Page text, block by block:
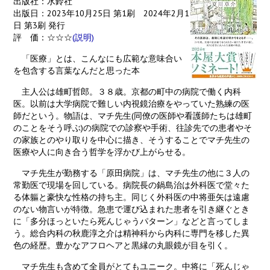
出版日：2023年10月25日 第1刷 2024年2月1
日 第3刷 発行
評 価：☆☆☆(説明)
「医療」とは、こんなにも広範な意味合い
を包含する言葉なんだと思った本
主人公は雄町哲郎。３８歳。京都の町中の病院で働く内科
医。以前は大学病院で難しい内視鏡治療をやっていた熟練の医
師だという。物語は、マチ先生(同僚の医師や看護師たちは雄町
のことをそう呼ぶ)の病院での診察や手術、往診先での患者やそ
の家族とのやり取りを中心に描き、そうすることでマチ先生の
医療や人に向き合う哲学を浮かび上がらせる。
マチ先生が勤務する「原田病院」は、マチ先生の他に３人の
常勤医で現場を回している。病院長の鍋島治は外科医で堂々た
る体軀と豪快な性格の持ち主。同じく外科医の中将亜矢は遠慮
のない物言いが特徴。急患で運び込まれた患者を引き継ぐとき
に「多分ほっといたら死んじゃうパターン」などと言ってしま
う。総合内科の秋鹿淳之介は精神科から内科に専門を移した異
色の経歴。豊かなアフロヘアと黒縁の丸眼鏡が目を引く。
マチ先生も含めて全員がとてもユニーク。中将に「死んじゃ